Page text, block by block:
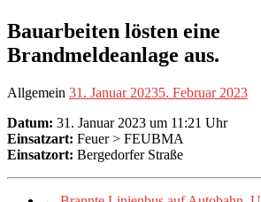
Bauarbeiten lösten eine
Brandmeldeanlage aus.
Allgemein 31. Januar 20235. Februar 2023
Datum: 31. Januar 2023 um 11:21 Uhr
Einsatzart: Feuer > FEUBMA
Einsatzort: Bergedorfer Straße